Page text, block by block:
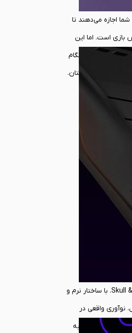
اجازه می‌دهند تا
بازی است. اما این
انگشتان در هنگام
نه ناراحتی دستانتان.
می‌کند.
اما یک طراحی هوشمندانه، تنها به ارگونومی خلاصه نمی‌شود، بلکه باید محافظتی قابل اعتماد را بدون ایجاد محدودیت ارائه دهد. قاب Skull & Co. با ساختار نرم و
نوآوری واقعی در
داخلی و بسیار باثبات مجهز شده است که با زاویه بهینه 75 درجه، به شما اجازه می‌دهد تا به